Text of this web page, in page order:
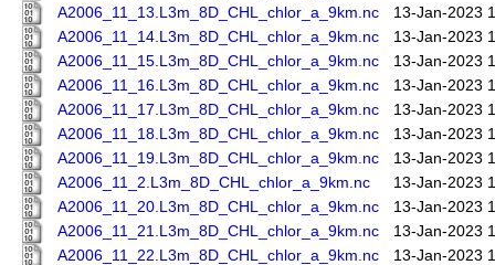
A2006_11_13.L3m_8D_CHL_chlor_a_9km.nc
13-Jan-2023
A2006_11_14.L3m_8D_CHL_chlor_a_9km.nc
13-Jan-2023
A2006_11_15.L3m_8D_CHL_chlor_a_9km.nc
13-Jan-2023
A2006_11_16.L3m_8D_CHL_chlor_a_9km.nc
13-Jan-2023
A2006_11_17.L3m_8D_CHL_chlor_a_9km.nc
13-Jan-2023
A2006_11_18.L3m_8D_CHL_chlor_a_9km.nc
13-Jan-2023
A2006_11_19.L3m_8D_CHL_chlor_a_9km.nc
13-Jan-2023
A2006_11_2.L3m_8D_CHL_chlor_a_9km.nc
13-Jan-2023
A2006_11_20.L3m_8D_CHL_chlor_a_9km.nc
13-Jan-2023
A2006_11_21.L3m_8D_CHL_chlor_a_9km.nc
13-Jan-2023
A2006_11_22.L3m_8D_CHL_chlor_a_9km.nc
13-Jan-2023